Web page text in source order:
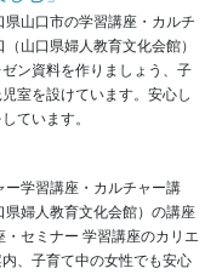
山口市の学習講座・カルチ
山口県婦人教育文化会館）
ン資料を作りましょう、子
室を設けています。安心し
ています。
ー学習講座・カルチャー講
婦人教育文化会館）の講座
セミナー 学習講座のカリエ
、子育て中の女性でも安心